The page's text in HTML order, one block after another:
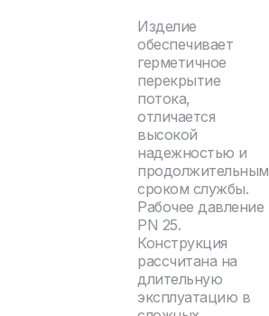
Изделие
обеспечивает
герметичное
перекрытие
потока,
отличается
высокой
надежностью и
продолжительным
сроком службы.
Рабочее давление
PN 25.
Конструкция
рассчитана на
длительную
эксплуатацию в